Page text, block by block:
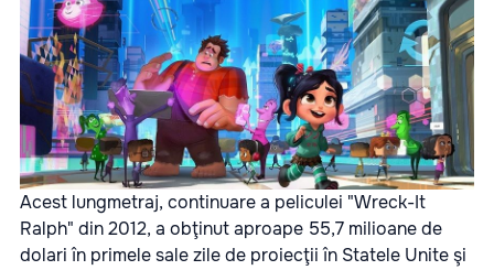
Acest lungmetraj, continuare a peliculei "Wreck-It
Ralph" din 2012, a obţinut aproape 55,7 milioane de
dolari în primele sale zile de proiecţii în Statele Unite şi